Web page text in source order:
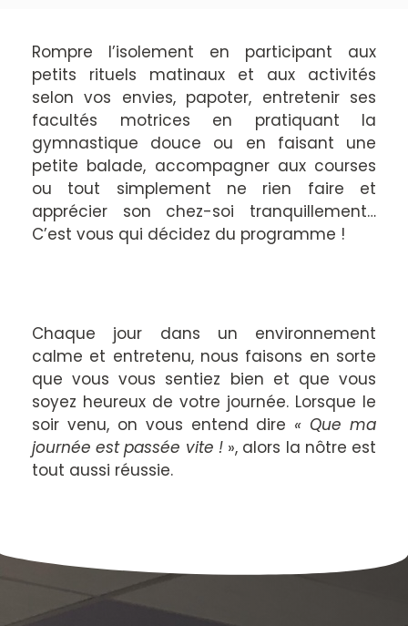
Rompre l’isolement en participant aux
petits rituels matinaux et aux activités
selon vos envies, papoter, entretenir ses
facultés motrices en pratiquant la
gymnastique douce ou en faisant une
petite balade, accompagner aux courses
ou tout simplement ne rien faire et
apprécier son chez-soi tranquillement…
C’est vous qui décidez du programme !
Chaque jour dans un environnement
calme et entretenu, nous faisons en sorte
que vous vous sentiez bien et que vous
soyez heureux de votre journée. Lorsque le
soir venu, on vous entend dire « Que ma
journée est passée vite !», alors la nôtre est
tout aussi réussie.